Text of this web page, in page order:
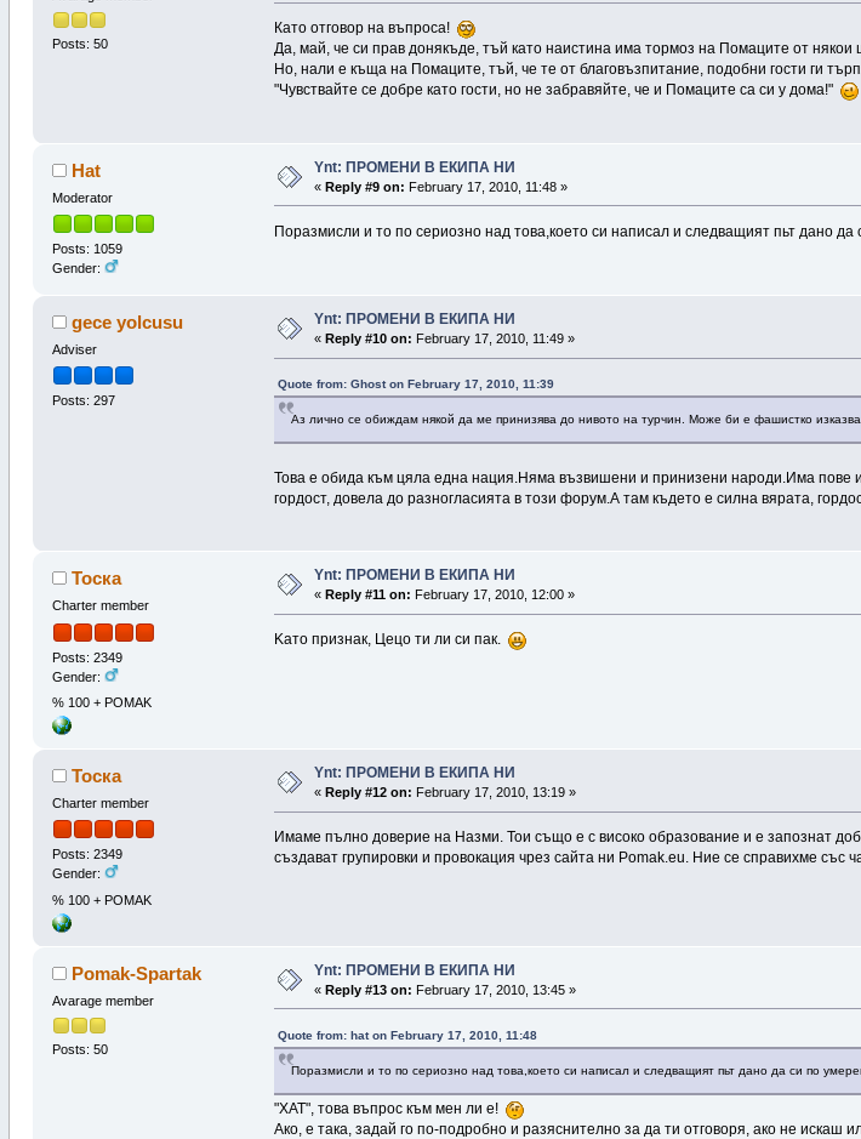
Posts: 50
Като отговор на въпроса!
Да, май, че си прав донякъде, тъй като наистина има тормоз на Помаците от
Но, нали е къща на Помаците, тъй, че те от благовъзпитание, подобни гости ги
"Чувствайте се добре като гости, но не забравяйте, че и Помаците са си у дома!"
Hat
Moderator
Posts: 1059
Gender:
Ynt: ПРОМЕНИ В ЕКИПА НИ
« Reply #9 on: February 17, 2010, 11:48 »
Поразмисли и то по сериозно над това,което си написал и следващият пьт дано да
gece yolcusu
Adviser
Posts: 297
Ynt: ПРОМЕНИ В ЕКИПА НИ
« Reply #10 on: February 17, 2010, 11:49 »
Quote from: Ghost on February 17, 2010, 11:39
Аз лично се обиждам някой да ме принизява до нивото на турчин. Може би е фашистко
Това е обида към цяла една нация.Няма възвишени и принизени народи.Има
гордост, довела до разногласията в този форум.А там където е силна вярата,
Тоска
Charter member
Posts: 2349
Gender:
% 100 + POMAK
Ynt: ПРОМЕНИ В ЕКИПА НИ
« Reply #11 on: February 17, 2010, 12:00 »
Kато признак, Цецо ти ли си пак.
Тоска
Charter member
Posts: 2349
Gender:
% 100 + POMAK
Ynt: ПРОМЕНИ В ЕКИПА НИ
« Reply #12 on: February 17, 2010, 13:19 »
Имаме пълно доверие на Назми. Тои също е с високо образование и е запознат
създават групировки и провокация чрез сайта ни Pomak.eu. Ние се справихме със
Pomak-Spartak
Avarage member
Posts: 50
Ynt: ПРОМЕНИ В ЕКИПА НИ
« Reply #13 on: February 17, 2010, 13:45 »
Quote from: hat on February 17, 2010, 11:48
Поразмисли и то по сериозно над това,което си написал и следващият пьт дано да си по
"ХАТ", това въпрос към мен ли е!
Ако, е така, задай го по-подробно и разяснително за да ти отговоря, ако не